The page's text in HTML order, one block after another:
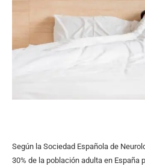
Según la Sociedad Española de
30% de la población adulta en